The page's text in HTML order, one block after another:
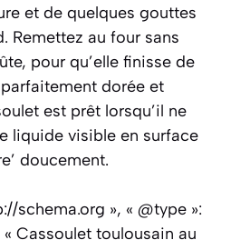
et de quelques gouttes
Remettez au four sans
pour qu’elle finisse de
dorée et
est prêt lorsqu’il ne
liquide visible en surface
doucement.
schema.org », « @type »:
« Cassoulet toulousain au